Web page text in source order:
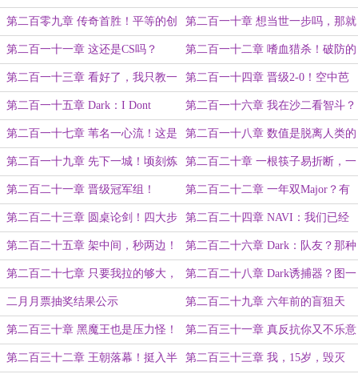
大章
第二百零九章 传奇首胜！平等的创
死所有人！
第二百一十章 想当世一步吗，那就
跟紧我的步伐！
第二百一十一章 这还是CS吗？ 第二百一十二章 嗜血猎杀！破防的
上帝！
第二百一十三章 看好了，我只教一
次！
第二百一十四章 晋级2-0！空中芭
蕾！学会了吗？
第二百一十五章 Dark：I Dont
Care！
第二百一十六章 我在沙二看智斗？
第二百一十七章 苇名一心流！这是
一艘冲上云霄的石油战舰！
第二百一十八章 数值是脱离人类的
阶梯！
第二百一十九章 先下一城！顷刻炼
化！
第二百二十章 一根筷子易折断，一
把筷子...他折不断！！！（1/2））
第二百二十一章 晋级冠军组！
Dark：有框就是挂？（月初求月票）
2/2
第二百二十二章 一年双Major？有
这种人吗？
第二百二十三章 圆桌论剑！四大步
枪手！
第二百二十四章 NAVI：我们已经
找到了制胜法门！Dark：假信息！
第二百二十五章 架中间，秒两边！
谁说他只会大拉？
第二百二十六章 Dark：队友？那种
东西有用吗？
第二百二十七章 只要我拉的够大，
对面的准心就追不上我！
第二百二十八章 Dark诱捕器？图一
拿下！
二月月票抽奖结果公示 第二百二十九章 六年前的盲狙天
使！六年后的盲狙反天使！
第二百三十章 黑魔王也是压力怪！ 第二百三十一章 真反抗你又不乐意
了！
第二百三十二章 王朝落幕！挺入半 第二百三十三章 我，15岁，毁灭